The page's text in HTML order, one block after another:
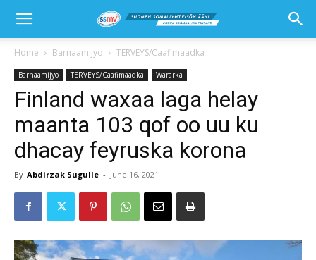
Home Barnaamijyo TERVEYS/Caafimaadka
Barnaamijyo TERVEYS/Caafimaadka Wararka
Finland waxaa laga helay
maanta 103 qof oo uu ku
dhacay feyruska korona
By Abdirzak Sugulle - June 16, 2021